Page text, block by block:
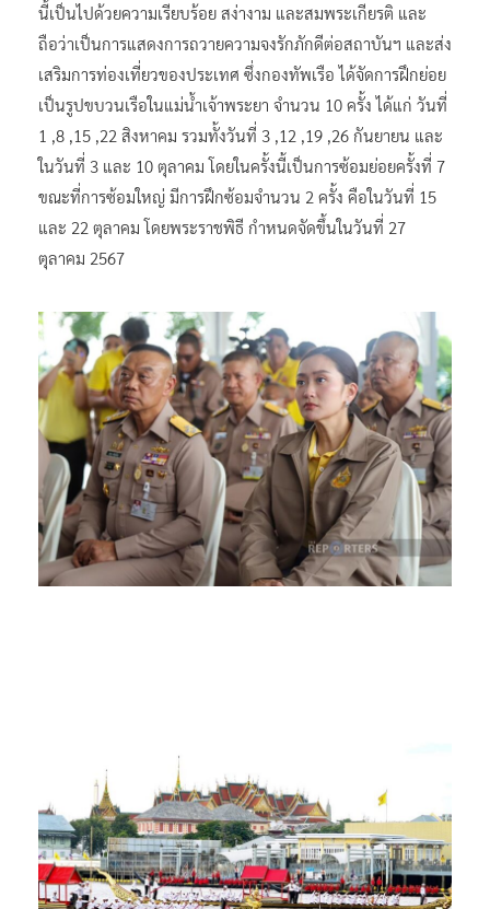
นี้เป็นไปด้วยความเรียบร้อย สง่างาม และสมพระเกียรติ และ
ถือว่าเป็นการแสดงการถวายความจงรักภักดีต่อสถาบันฯ และส่ง
เสริมการท่องเที่ยวของประเทศ ซึ่งกองทัพเรือ ได้จัดการฝึกย่อย
เป็นรูปขบวนเรือในแม่น้ำเจ้าพระยา จำนวน 10 ครั้ง ได้แก่ วันที่
1 ,8 ,15 ,22 สิงหาคม รวมทั้งวันที่ 3 ,12 ,19 ,26 กันยายน และ
ในวันที่ 3 และ 10 ตุลาคม โดยในครั้งนี้เป็นการซ้อมย่อยครั้งที่ 7
ขณะที่การซ้อมใหญ่ มีการฝึกซ้อมจำนวน 2 ครั้ง คือในวันที่ 15
และ 22 ตุลาคม โดยพระราชพิธี กำหนดจัดขึ้นในวันที่ 27
ตุลาคม 2567